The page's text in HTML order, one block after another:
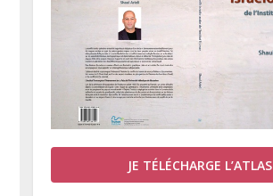
JE TÉLÉCHARGE L’ATLAS